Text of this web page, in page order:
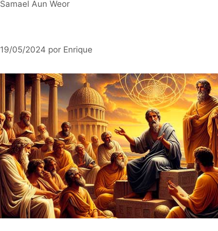
Samael Aun Weor
19/05/2024 por Enrique